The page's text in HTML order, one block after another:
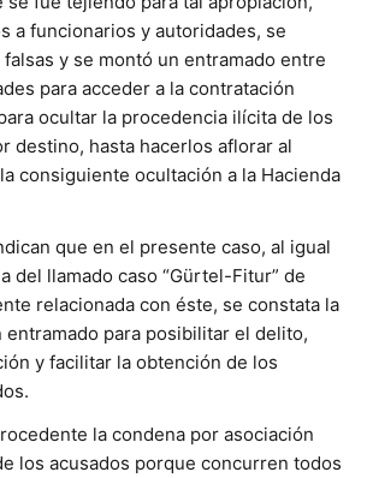
a funcionarios y autoridades, se
y se montó un entramado entre
para acceder a la contratación
ocultar la procedencia ilícita de los
destino, hasta hacerlos aflorar al
consiguiente ocultación a la Hacienda
que en el presente caso, al igual
del llamado caso “Gürtel-Fitur” de
relacionada con éste, se constata la
para posibilitar el delito,
y facilitar la obtención de los
la condena por asociación
los acusados porque concurren todos